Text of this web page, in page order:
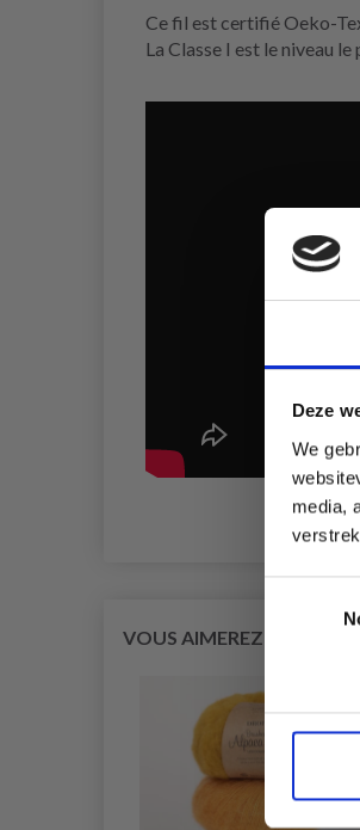
Deze
We
media,
Ce fil est certifié Oeko-
La Classe I est le niveau
VOUS AIMEREZ SÛREMENT